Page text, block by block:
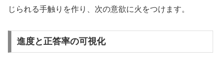
じられる手触りを作り、次の意欲に火をつけます。
進度と正答率の可視化